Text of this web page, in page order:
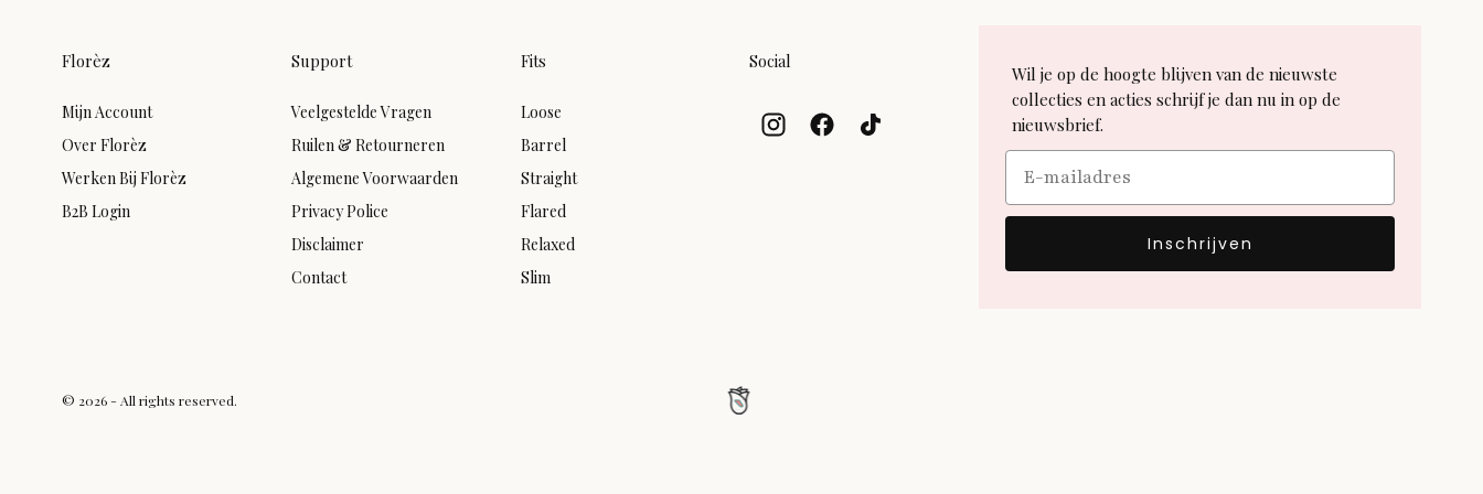
Florèz
Mijn Account
Over Florèz
Werken Bij Florèz
B2B Login
Support
Veelgestelde Vragen
Ruilen & Retourneren
Algemene Voorwaarden
Privacy Police
Disclaimer
Contact
Fits
Loose
Barrel
Straight
Flared
Relaxed
Slim
Social
Wil je op de hoogte blijven van de nieuwste
collecties en acties schrijf je dan nu in op de
nieuwsbrief.
Email
Inschrijven
© 2026 - All rights reserved.